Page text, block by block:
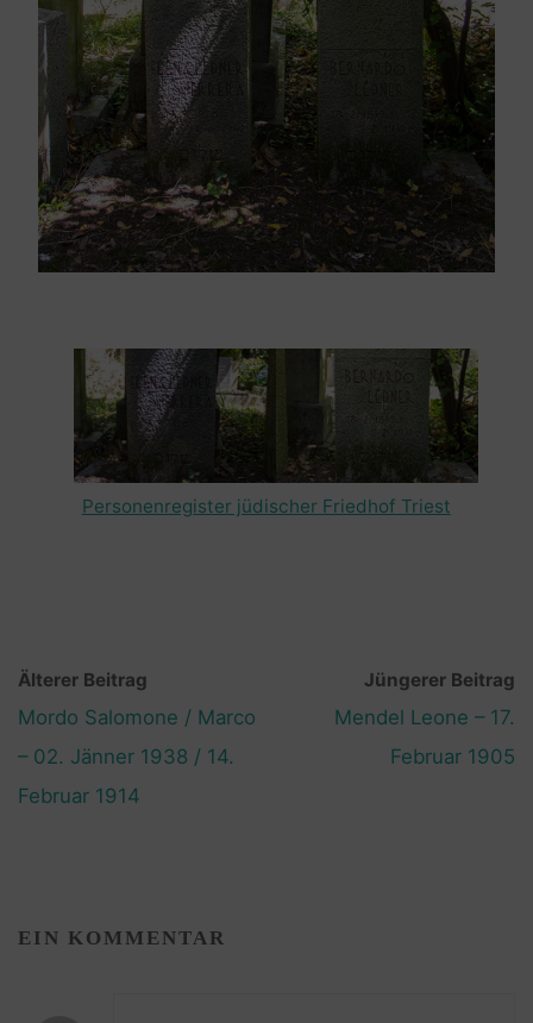
Personenregister jüdischer Friedhof Triest
Älterer Beitrag
Mordo Salomone / Marco
– 02. Jänner 1938 / 14.
Februar 1914
Jüngerer Beitrag
Mendel Leone – 17.
Februar 1905
EIN KOMMENTAR